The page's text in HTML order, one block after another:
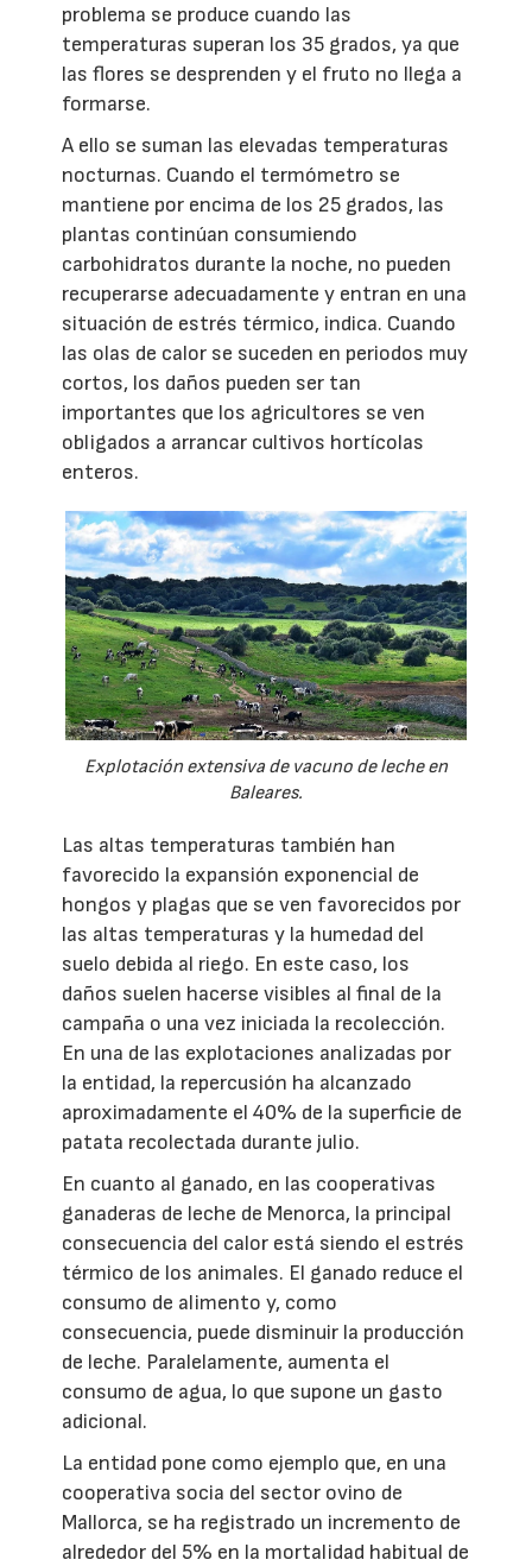
problema se produce cuando las
temperaturas superan los 35 grados, ya que
las flores se desprenden y el fruto no llega a
formarse.
A ello se suman las elevadas temperaturas
nocturnas. Cuando el termómetro se
mantiene por encima de los 25 grados, las
plantas continúan consumiendo
carbohidratos durante la noche, no pueden
recuperarse adecuadamente y entran en una
situación de estrés térmico, indica. Cuando
las olas de calor se suceden en periodos muy
cortos, los daños pueden ser tan
importantes que los agricultores se ven
obligados a arrancar cultivos hortícolas
enteros.
Explotación extensiva de vacuno de leche en
Baleares.
Las altas temperaturas también han
favorecido la expansión exponencial de
hongos y plagas que se ven favorecidos por
las altas temperaturas y la humedad del
suelo debida al riego. En este caso, los
daños suelen hacerse visibles al final de la
campaña o una vez iniciada la recolección.
En una de las explotaciones analizadas por
la entidad, la repercusión ha alcanzado
aproximadamente el 40% de la superficie de
patata recolectada durante julio.
En cuanto al ganado, en las cooperativas
ganaderas de leche de Menorca, la principal
consecuencia del calor está siendo el estrés
térmico de los animales. El ganado reduce el
consumo de alimento y, como
consecuencia, puede disminuir la producción
de leche. Paralelamente, aumenta el
consumo de agua, lo que supone un gasto
adicional.
La entidad pone como ejemplo que, en una
cooperativa socia del sector ovino de
Mallorca, se ha registrado un incremento de
alrededor del 5% en la mortalidad habitual de